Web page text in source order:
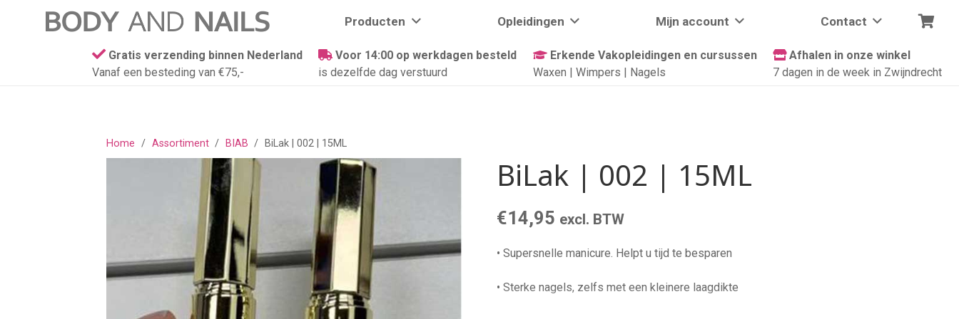
Producten Opleidingen Mijn account Contact
Gratis verzending binnen Nederland
Vanaf een besteding van €75,-
Voor 14:00 op werkdagen besteld
is dezelfde dag verstuurd
Erkende Vakopleidingen en cursussen
Waxen | Wimpers | Nagels
Afhalen in onze winkel
7 dagen in de week in Zwijndrecht
Home / Assortiment / BIAB / BiLak | 002 | 15ML
BiLak | 002 | 15ML
€14,95 excl. BTW
• Supersnelle manicure. Helpt u tijd te besparen
• Sterke nagels, zelfs met een kleinere laagdikte